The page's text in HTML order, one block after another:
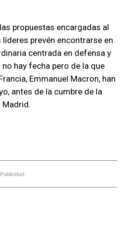
propuestas encargadas al
prevén encontrarse en
centrada en defensa y
hay fecha pero de la que
Emmanuel Macron, han
antes de la cumbre de la
Madrid.
Publicidad